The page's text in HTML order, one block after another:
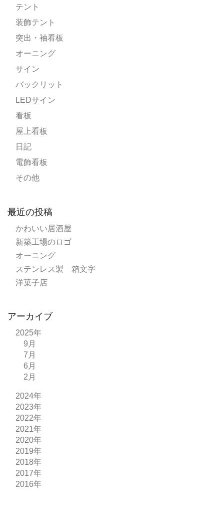
テント
装飾テント
突出・袖看板
オーニング
サイン
バックリット
LEDサイン
看板
屋上看板
日記
電飾看板
その他
最近の投稿
かわいい居酒屋
新築工場のロゴ
オーニング
ステンレス製 箱文字
洋菓子店
アーカイブ
2025年
9月
7月
6月
2月
2024年
2023年
2022年
2021年
2020年
2019年
2018年
2017年
2016年